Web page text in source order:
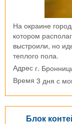
На окраине
котором
выстроили, но
теплого пола.
Адрес г.
Время 3 дня с
Блок